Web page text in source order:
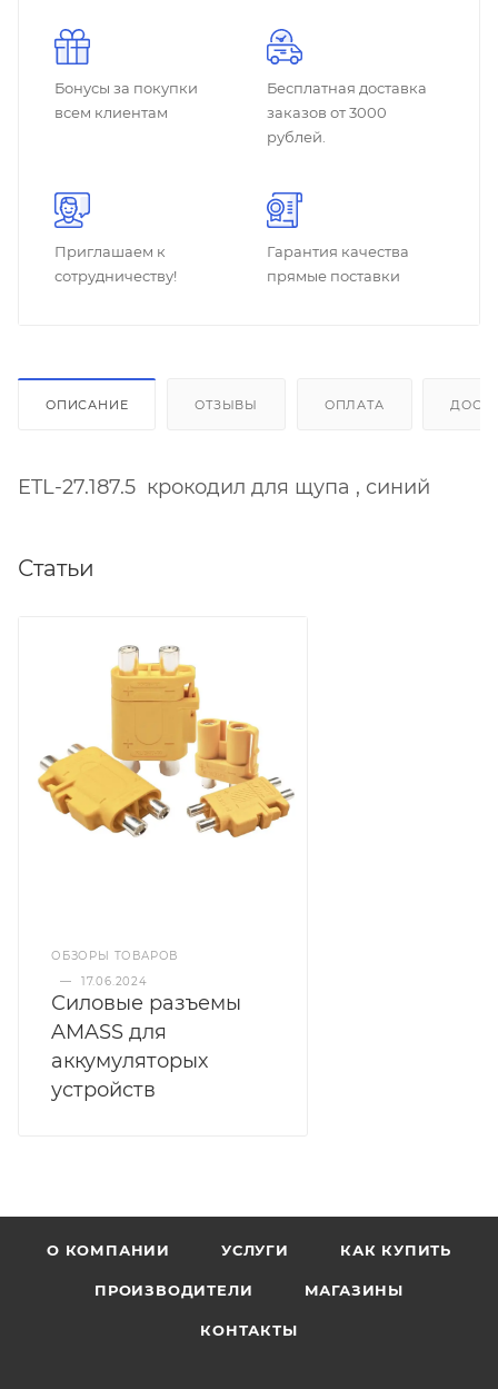
Бонусы за покупки
всем клиентам
Бесплатная доставка
заказов от 3000
рублей.
Приглашаем к
сотрудничеству!
Гарантия качества
прямые поставки
ОПИСАНИЕ ОТЗЫВЫ ОПЛАТА
ETL-27.187.5 крокодил для щупа , синий
Статьи
ОБЗОРЫ ТОВАРОВ
—
17.06.2024
Силовые разъемы
AMASS для
аккумуляторых
устройств
О КОМПАНИИ УСЛУГИ КАК КУПИТЬ
ПРОИЗВОДИТЕЛИ МАГАЗИНЫ
КОНТАКТЫ